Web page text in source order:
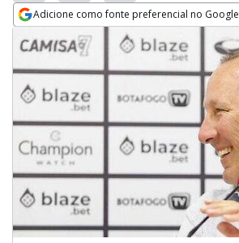
Adicione como fonte preferencial no Google
Opens in new window